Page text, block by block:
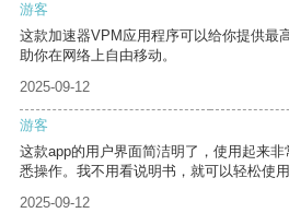
游客
这款加速器VPM应用程序可以给你提供最
助你在网络上自由移动。
2025-09-12
游客
这款app的用户界面简洁明了，使用起来
悉操作。我不用看说明书，就可以轻松使用
2025-09-12